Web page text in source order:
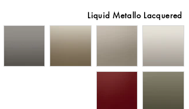
Liquid Metallo Lacquered